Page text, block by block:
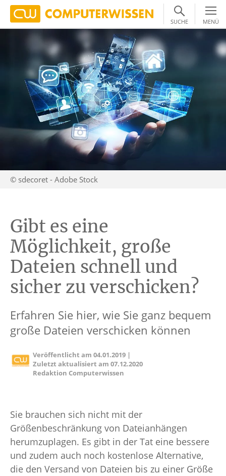
SUCHE MENÜ
© sdecoret - Adobe Stock
Gibt es eine
Möglichkeit, große
Dateien schnell und
sicher zu verschicken?
Erfahren Sie hier, wie Sie ganz bequem
große Dateien verschicken können
Veröffentlicht am04.01.2019 |
Zuletzt aktualisiert am07.12.2020
Redaktion Computerwissen
Sie brauchen sich nicht mit der
Größenbeschränkung von Dateianhängen
herumzuplagen. Es gibt in der Tat eine bessere
und zudem auch noch kostenlose Alternative,
die den Versand von Dateien bis zu einer Größe